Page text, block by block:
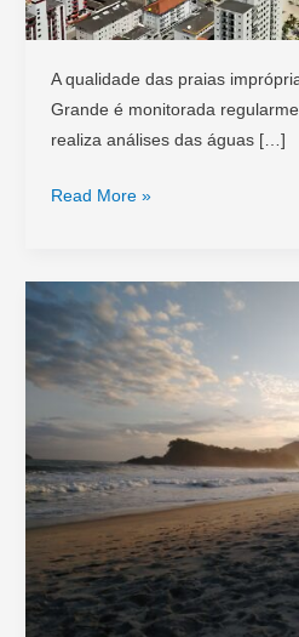
A qualidade das praias
Grande é monitorada
realiza análises das águas […]
Praias
Praia
Grande
(SP):
Consulte
de
Viajar
Read More »